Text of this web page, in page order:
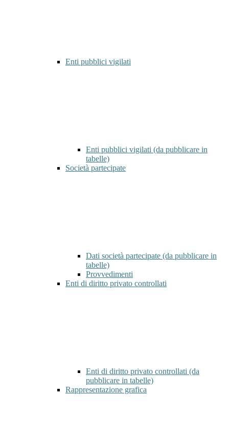
Enti pubblici vigilati
Enti pubblici vigilati (da pubblicare in
tabelle)
Società partecipate
Dati società partecipate (da pubblicare in
tabelle)
Provvedimenti
Enti di diritto privato controllati
Enti di diritto privato controllati (da
pubblicare in tabelle)
Rappresentazione grafica